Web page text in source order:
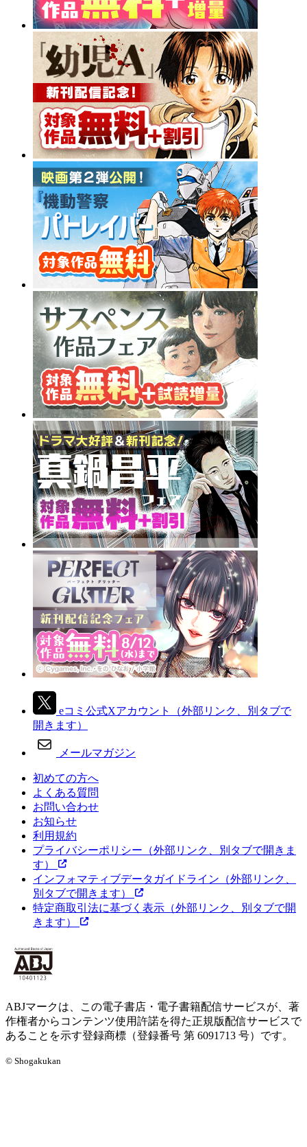
eコミ公式Xアカウント
（外部リンク、別タブで
開きます）
メールマガジン
初めての方へ
よくある質問
お問い合わせ
お知らせ
利用規約
プライバシーポリシー （外部リンク、別タブで開きま
す）
インフォマティブデータガイドライン （外部リンク、
別タブで開きます）
特定商取引法に基づく表示 （外部リンク、別タブで開
きます）
ABJマークは、この電子書店・電子書籍配信サービスが、著
作権者からコンテンツ使用許諾を得た正規版配信サービスで
あることを示す登録商標（登録番号 第 6091713 号）です。
© Shogakukan